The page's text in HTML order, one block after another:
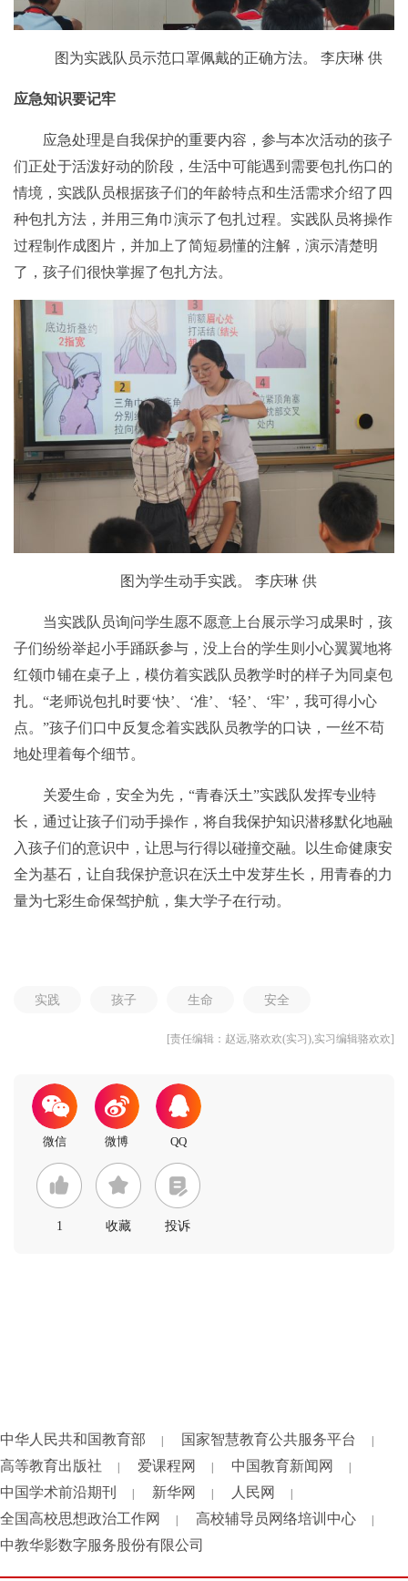
图为实践队员示范口罩佩戴的正确方法。 李庆琳 供
应急知识要记牢
应急处理是自我保护的重要内容，参与本次活动的孩子
们正处于活泼好动的阶段，生活中可能遇到需要包扎伤口的
情境，实践队员根据孩子们的年龄特点和生活需求介绍了四
种包扎方法，并用三角巾演示了包扎过程。实践队员将操作
过程制作成图片，并加上了简短易懂的注解，演示清楚明
了，孩子们很快掌握了包扎方法。
图为学生动手实践。 李庆琳 供
当实践队员询问学生愿不愿意上台展示学习成果时，孩
子们纷纷举起小手踊跃参与，没上台的学生则小心翼翼地将
红领巾铺在桌子上，模仿着实践队员教学时的样子为同桌包
扎。“老师说包扎时要‘快’、‘准’、‘轻’、‘牢’，我可得小心
点。”孩子们口中反复念着实践队员教学的口诀，一丝不苟
地处理着每个细节。
关爱生命，安全为先，“青春沃土”实践队发挥专业特
长，通过让孩子们动手操作，将自我保护知识潜移默化地融
入孩子们的意识中，让思与行得以碰撞交融。以生命健康安
全为基石，让自我保护意识在沃土中发芽生长，用青春的力
量为七彩生命保驾护航，集大学子在行动。
实践 孩子 生命 安全
[责任编辑：赵远,骆欢欢(实习),实习编辑骆欢欢]
1 收藏 投诉
中华人民共和国教育部 国家智慧教育公共服务平台
高等教育出版社 爱课程网 中国教育新闻网
中国学术前沿期刊 新华网 人民网
全国高校思想政治工作网 高校辅导员网络培训中心
中教华影数字服务股份有限公司